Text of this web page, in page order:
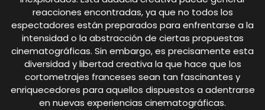
reacciones encontradas, ya que no todos los
espectadores están preparados para enfrentarse a la
intensidad o la abstracción de ciertas propuestas
cinematográficas. Sin embargo, es precisamente esta
diversidad y libertad creativa la que hace que los
cortometrajes franceses sean tan fascinantes y
enriquecedores para aquellos dispuestos a adentrarse
en nuevas experiencias cinematográficas.